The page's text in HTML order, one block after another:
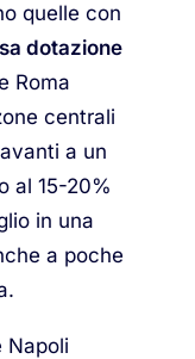
quelle con
dotazione
Roma
centrali
a un
al 15-20%
in una
a poche
Napoli